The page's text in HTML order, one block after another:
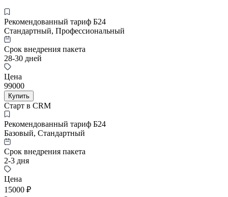
Рекомендованный тариф Б24
Стандартный, Профессиональный
Срок внедрения пакета
28-30 дней
Цена
99000
Купить
Старт в CRM
Рекомендованный тариф Б24
Базовый, Стандартный
Срок внедрения пакета
2-3 дня
Цена
15000 ₽